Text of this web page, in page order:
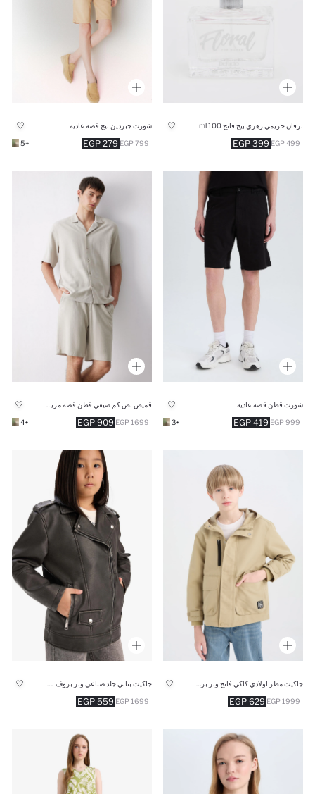
برفان حريمي زهري بيج فاتح 100 ml
399 EGP 499 EGP
شورت جبردين بيج قصة عادية
279 EGP 799 EGP
+5
شورت قطن قصة عادية
419 EGP 999 EGP
+3
909 EGP 1699 EGP
+4
629 EGP 1999 EGP
559 EGP 1699 EGP